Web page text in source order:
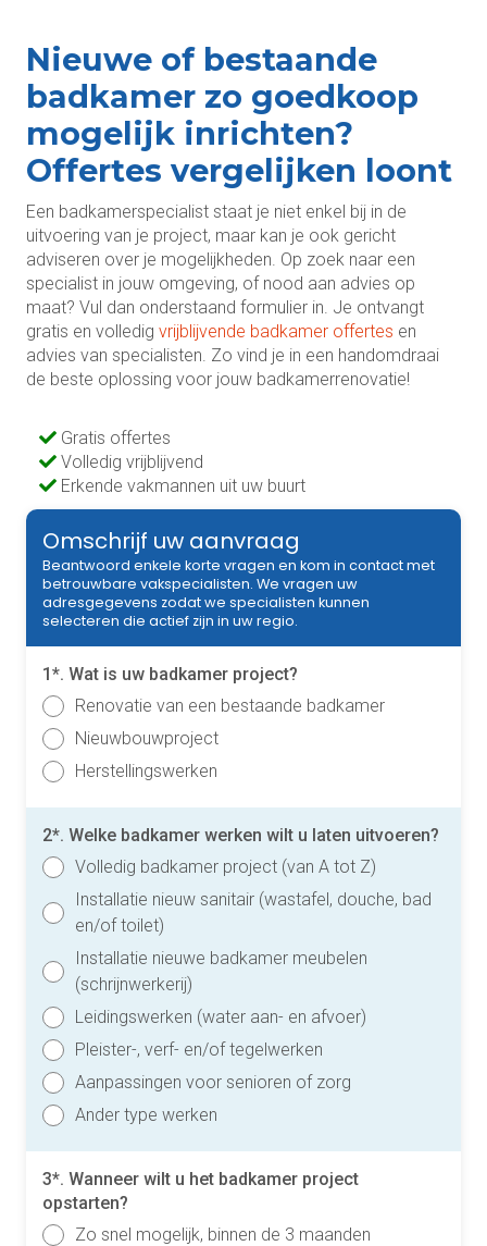
Nieuwe of bestaande
badkamer zo goedkoop
mogelijk inrichten?
Offertes vergelijken loont
Een badkamerspecialist staat je niet enkel bij in de
uitvoering van je project, maar kan je ook gericht
adviseren over je mogelijkheden. Op zoek naar een
specialist in jouw omgeving, of nood aan advies op
maat? Vul dan onderstaand formulier in. Je ontvangt
gratis en volledig vrijblijvende badkamer offertes en
advies van specialisten. Zo vind je in een handomdraai
de beste oplossing voor jouw badkamerrenovatie!
Gratis offertes
Volledig vrijblijvend
Erkende vakmannen uit uw buurt
Omschrijf uw aanvraag
Beantwoord enkele korte vragen en kom in contact met
betrouwbare vakspecialisten. We vragen uw
adresgegevens zodat we specialisten kunnen
selecteren die actief zijn in uw regio.
1*. Wat is uw badkamer project?
Renovatie van een bestaande badkamer
Nieuwbouwproject
Herstellingswerken
2*. Welke badkamer werken wilt u laten uitvoeren?
Volledig badkamer project (van A tot Z)
Installatie nieuw sanitair (wastafel, douche, bad
en/of toilet)
Installatie nieuwe badkamer meubelen
(schrijnwerkerij)
Leidingswerken (water aan- en afvoer)
Pleister-, verf- en/of tegelwerken
Aanpassingen voor senioren of zorg
Ander type werken
3*. Wanneer wilt u het badkamer project
opstarten?
Zo snel mogelijk, binnen de 3 maanden